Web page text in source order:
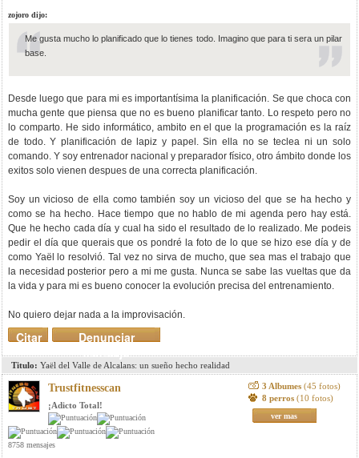
zojoro dijo:
Me gusta mucho lo planificado que lo tienes todo. Imagino que para ti sera un pilar
base.
Desde luego que para mi es importantísima la planificación. Se que choca con
mucha gente que piensa que no es bueno planificar tanto. Lo respeto pero no
lo comparto. He sido informático, ambito en el que la programación es la raíz
de todo. Y planificación de lapiz y papel. Sin ella no se teclea ni un solo
comando. Y soy entrenador nacional y preparador físico, otro ámbito donde los
exitos solo vienen despues de una correcta planificación.
Soy un vicioso de ella como también soy un vicioso del que se ha hecho y
como se ha hecho. Hace tiempo que no hablo de mi agenda pero hay está.
Que he hecho cada día y cual ha sido el resultado de lo realizado. Me podeis
pedir el día que querais que os pondré la foto de lo que se hizo ese día y de
como Yaël lo resolvió. Tal vez no sirva de mucho, que sea mas el trabajo que
la necesidad posterior pero a mi me gusta. Nunca se sabe las vueltas que da
la vida y para mi es bueno conocer la evolución precisa del entrenamiento.
No quiero dejar nada a la improvisación.
Denunciar
mensaje
Citar
Titulo: Yaël del Valle de Alcalans: un sueño hecho realidad
Trustfitnesscan
¡Adicto Total!
8758 mensajes
3 Albumes (45 fotos)
8 perros (10 fotos)
ver mas